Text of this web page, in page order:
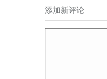
添加新评论